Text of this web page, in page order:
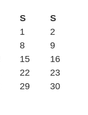
S
S
1
2
8
9
15
16
22
23
29
30